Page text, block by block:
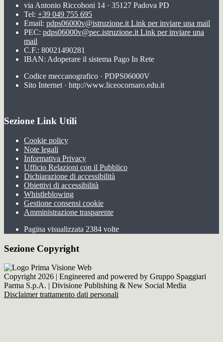
via Antonio Riccoboni 14 · 35127 Padova PD
Tel: +39 049 755 695
Email: pdps06000v@istruzione.it Link per inviare una mail
PEC: pdps06000v@pec.istruzione.it Link per inviare una
mail
C.F.: 80021490281
IBAN: Adoperare il sistema Pago In Rete
Codice meccanografico · PDPS06000V
Sito Internet · http://www.liceocornaro.edu.it
Sezione Link Utili
Cookie policy
Note legali
Informativa Privacy
Ufficio Relazioni con il Pubblico
Dichiarazione di accessibilità
Obiettivi di accessibilità
Whistleblowing
Gestione consensi cookie
Amministrazione trasparente
Pagina visualizzata 2384 volte
Sezione Copyright
Copyright 2026 | Engineered and powered by Gruppo Spaggiari
Parma S.p.A. | Divisione Publishing & New Social Media
Disclaimer trattamento dati personali